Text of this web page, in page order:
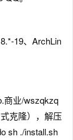
19、ArchLin
商业/wszqkzq
克隆），解压
sh ./install.sh